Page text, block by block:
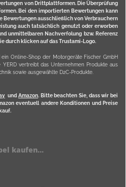
von Drittplattformen. Die Überprüfung
Bei den importierten Bewertungen kann
Bewertungen ausschließlich von Verbrauchern
auch tatsächlich genutzt oder erworben
unmittelbaren Nachverfolung bzw. Referenz
durch klicken auf das Trustami-Logo.
Online-Shop der Motorgeräte Fischer GmbH
vertreibt das Unternehmen Produkte aus
sowie ausgewählte D2C-Produkte.
und Amazon. Bitte beachten Sie, dass wir bei
eventuell andere Konditionen und Preise
kaufen...